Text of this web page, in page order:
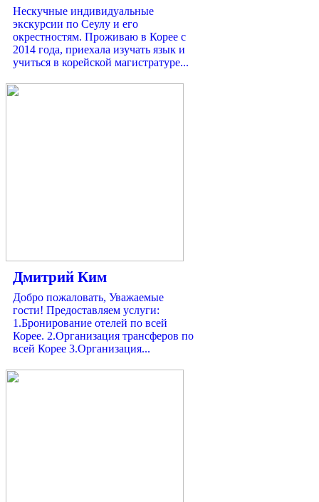
Нескучные индивидуальные
экскурсии по Сеулу и его
окрестностям. Проживаю в Корее с
2014 года, приехала изучать язык и
учиться в корейской магистратуре...
Дмитрий Ким
Добро пожаловать, Уважаемые
гости! Предоставляем услуги:
1.Бронирование отелей по всей
Корее. 2.Организация трансферов по
всей Корее 3.Организация...